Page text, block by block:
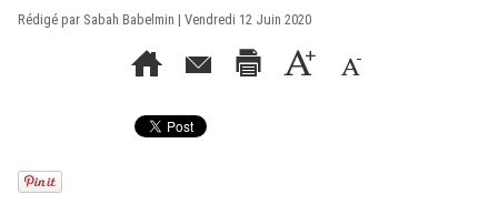
Rédigé par Sabah Babelmin | Vendredi 12 Juin 2020